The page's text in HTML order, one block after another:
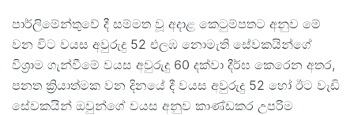
පාර්ලිමේන්තුවේ දී සම්මත වූ අදාළ කෙටුම්පතට අනුව මේ
වන විට වයස අවුරුදු 52 එලඹ නොමැති සේවකයින්ගේ
විශ්‍රාම ගැන්වීමේ වයස අවුරුදු 60 දක්වා දීර්ඝ කෙරෙන අතර,
පනත ක්‍රියාත්මක වන දිනයේ දී වයස අවුරුදු 52 හෝ ඊට වැඩි
සේවකයින් ඔවුන්ගේ වයස අනුව කාණ්ඩකර උපරිම